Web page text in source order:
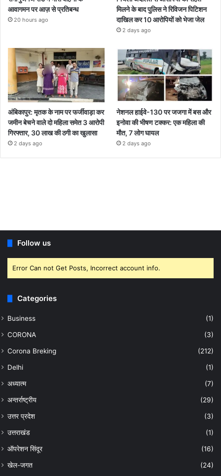
आवागमन पर आज़ से प्रतिबन्ध
20 hours ago
मिलने के बाद पुलिस ने रिविजन पिटिशन
दाखिल कर 10 आरोपियों को भेजा जेल
2 days ago
अंबिकापुर: मृतक के नाम पर फर्जीवाड़ा कर
जमीन बेचने वाले दो महिला समेत 3 आरोपी
गिरफ्तार, 30 लाख की ठगी का खुलासा
2 days ago
नेशनल हाईवे-130 पर जजगा में बस और
इनोवा की भीषण टक्कर: एक महिला की
मौत, 7 लोग घायल
2 days ago
Follow us
Error Can not Get Posts, Incorrect account info.
Categories
Business (1)
CORONA (3)
Corona Breking (212)
Delhi (1)
अध्यात्म (7)
अन्तर्राष्ट्रीय (29)
उत्तर प्रदेश (3)
उत्तराखंड (1)
ऑपरेशन सिंदूर (16)
खेल-जगत (24)